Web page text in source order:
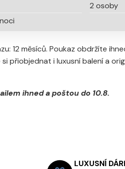
2 osoby
12 měsíců. Poukaz obdržíte
si přiobjednat i luxusní balení a
ihned a poštou do 10.8.
LUXUSNÍ